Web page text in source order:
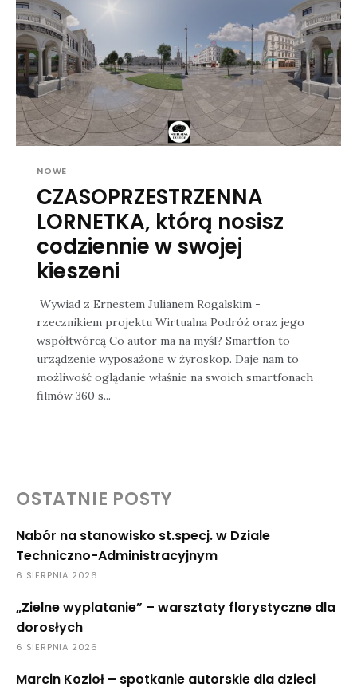
NOWE
CZASOPRZESTRZENNA
LORNETKA, którą nosisz
codziennie w swojej
kieszeni
Wywiad z Ernestem Julianem Rogalskim -
rzecznikiem projektu Wirtualna Podróż oraz jego
współtwórcą Co autor ma na myśl? Smartfon to
urządzenie wyposażone w żyroskop. Daje nam to
możliwość oglądanie właśnie na swoich smartfonach
filmów 360 s...
OSTATNIE POSTY
Nabór na stanowisko st.specj. w Dziale
Techniczno-Administracyjnym
6 SIERPNIA 2026
„Zielne wyplatanie” – warsztaty florystyczne dla
dorosłych
6 SIERPNIA 2026
Marcin Kozioł – spotkanie autorskie dla dzieci